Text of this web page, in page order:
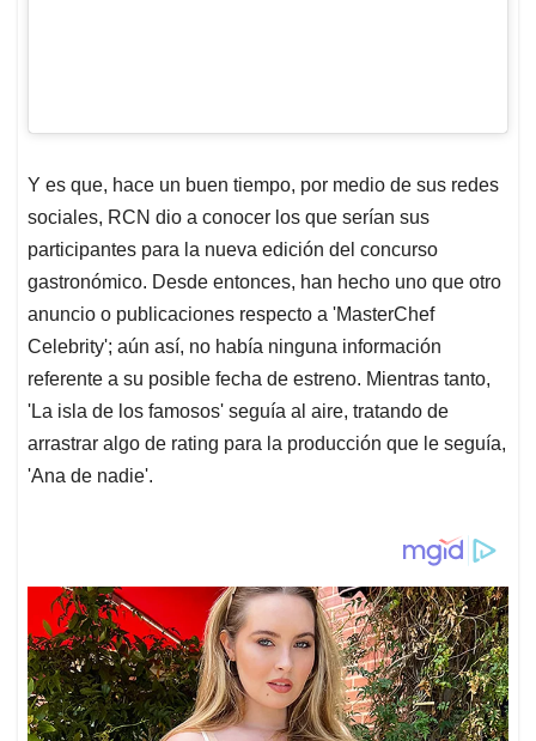
Y es que, hace un buen tiempo, por medio de sus redes
sociales, RCN dio a conocer los que serían sus
participantes para la nueva edición del concurso
gastronómico. Desde entonces, han hecho uno que otro
anuncio o publicaciones respecto a 'MasterChef
Celebrity'; aún así, no había ninguna información
referente a su posible fecha de estreno. Mientras tanto,
'La isla de los famosos' seguía al aire, tratando de
arrastrar algo de rating para la producción que le seguía,
'Ana de nadie'.